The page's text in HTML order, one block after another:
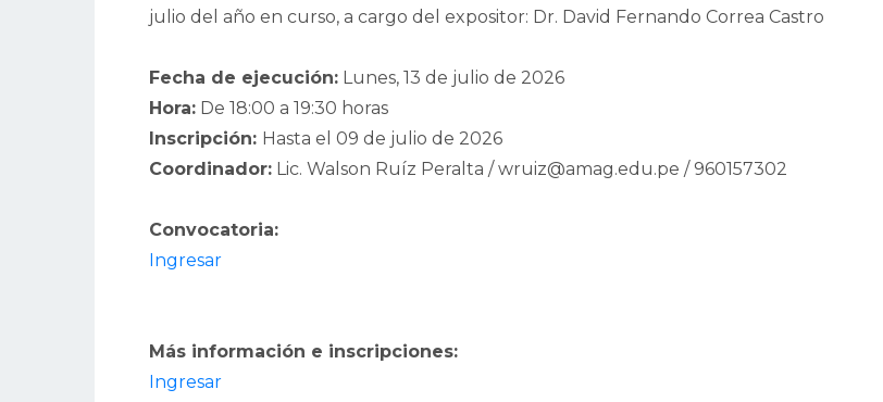
julio del año en curso, a cargo del expositor: Dr. David Fernando Correa Castro
Fecha de ejecución: Lunes, 13 de julio de 2026
Hora: De 18:00 a 19:30 horas
Inscripción: Hasta el 09 de julio de 2026
Coordinador: Lic. Walson Ruíz Peralta / wruiz@amag.edu.pe / 960157302
Convocatoria:
Ingresar
Más información e inscripciones:
Ingresar